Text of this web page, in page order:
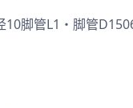
10脚管L1・脚管